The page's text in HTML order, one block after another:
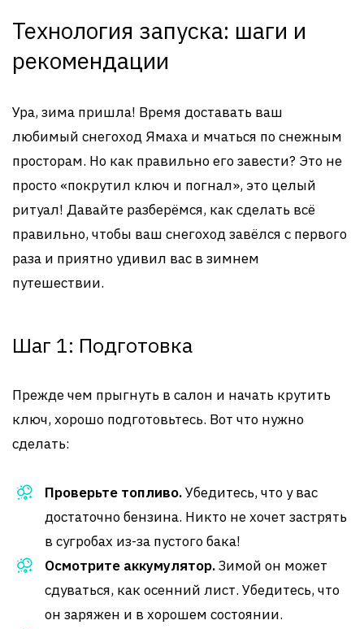
Технология запуска: шаги и
рекомендации
Ура, зима пришла! Время доставать ваш
любимый снегоход Ямаха и мчаться по снежным
просторам. Но как правильно его завести? Это не
просто «покрутил ключ и погнал», это целый
ритуал! Давайте разберёмся, как сделать всё
правильно, чтобы ваш снегоход завёлся с первого
раза и приятно удивил вас в зимнем
путешествии.
Шаг 1: Подготовка
Прежде чем прыгнуть в салон и начать крутить
ключ, хорошо подготовьтесь. Вот что нужно
сделать:
Проверьте топливо.Убедитесь, что у вас
достаточно бензина. Никто не хочет застрять
в сугробах из-за пустого бака!
Осмотрите аккумулятор.Зимой он может
сдуваться, как осенний лист. Убедитесь, что
он заряжен и в хорошем состоянии.